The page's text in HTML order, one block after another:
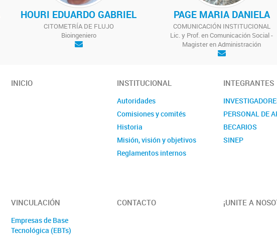
HOURI EDUARDO GABRIEL
CITOMETRÍA DE FLUJO
Bioingeniero
PAGE MARIA DANIELA
COMUNICACIÓN INSTITUCIONAL
Lic. y Prof. en Comunicación Social -
Magister en Administración
INICIO INSTITUCIONAL
Autoridades
Comisiones y comités
Historia
Misión, visión y objetivos
Reglamentos internos
INTEGRANTES
PERSONAL DE
BECARIOS
SINEP
VINCULACIÓN
Empresas de Base
Tecnológica (EBTs)
CONTACTO ¡UNITE A